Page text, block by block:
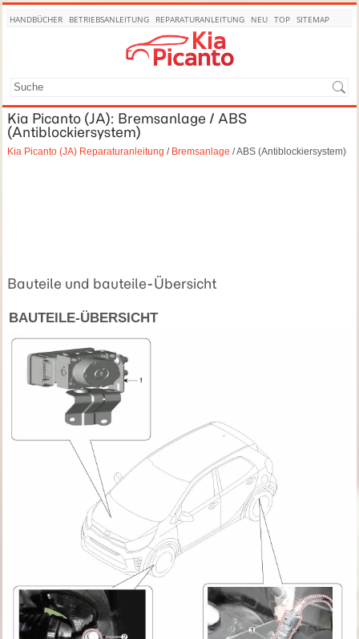
HANDBÜCHER BETRIEBSANLEITUNG REPARATURANLEITUNG NEU TOP SITEMAP
Kia Picanto (JA): Bremsanlage / ABS
(Antiblockiersystem)
Kia Picanto (JA) Reparaturanleitung / Bremsanlage / ABS (Antiblockiersystem)
Bauteile und bauteile-Übersicht
BAUTEILE-ÜBERSICHT